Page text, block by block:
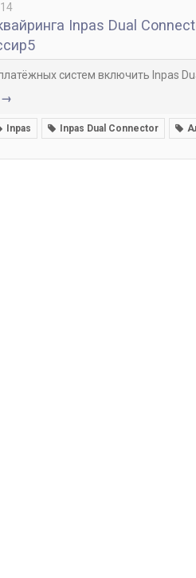
Inpas Dual
систем включить Inpas
→
Inpas Inpas Dual Connector